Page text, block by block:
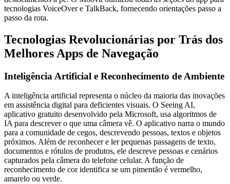
tecnologias VoiceOver e TalkBack, fornecendo orientações passo a
passo da rota.
Tecnologias Revolucionárias por Trás dos
Melhores Apps de Navegação
Inteligência Artificial e Reconhecimento de Ambiente
A inteligência artificial representa o núcleo da maioria das inovações
em assistência digital para deficientes visuais. O Seeing AI,
aplicativo gratuito desenvolvido pela Microsoft, usa algoritmos de
IA para descrever o que uma câmera vê. O aplicativo narra o mundo
para a comunidade de cegos, descrevendo pessoas, textos e objetos
próximos. Além de reconhecer e ler pequenas passagens de texto,
documentos e rótulos de produtos, ele descreve pessoas e cenários
capturados pela câmera do telefone celular. A função de
reconhecimento de cor identifica se um pimentão é vermelho,
amarelo ou verde.